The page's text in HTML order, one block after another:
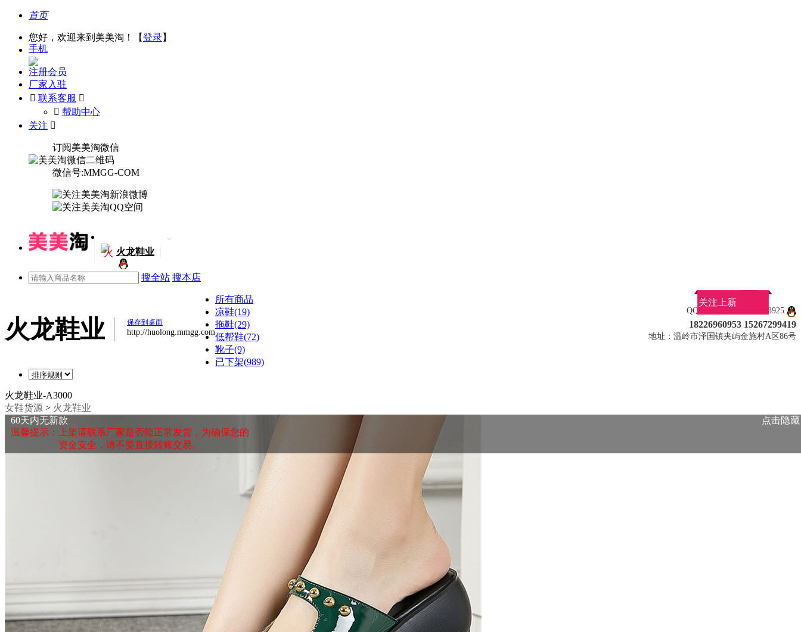
首页
您好，欢迎来到美美淘！【登录】
手机
注册会员
厂家入驻
 联系客服 
󰅃 帮助中心
关注 
订阅美美淘微信
微信号:MMGG-COM
火 火龙鞋业
搜全站 搜本店
火龙鞋业 保存到桌面
http://huolong.mmgg.com
QQ：917446347 463038925
18226960953 15267299419
地址：温岭市泽国镇夹屿金施村A区86号
关注上新
所有商品
凉鞋(19)
拖鞋(29)
低帮鞋(72)
靴子(9)
已下架(989)
火龙鞋业-A3000
女鞋货源 > 火龙鞋业
60天内无新款
点击隐藏
温馨提示：上架请联系厂家是否能正常发货，为确保您的
资金安全，请不要直接转账交易。